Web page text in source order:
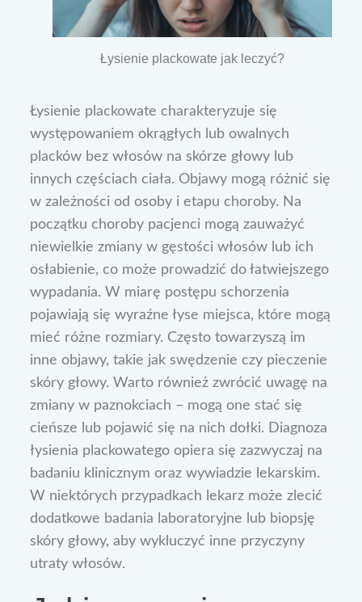
Łysienie plackowate jak leczyć?
Łysienie plackowate charakteryzuje się
występowaniem okrągłych lub owalnych
placków bez włosów na skórze głowy lub
innych częściach ciała. Objawy mogą różnić się
w zależności od osoby i etapu choroby. Na
początku choroby pacjenci mogą zauważyć
niewielkie zmiany w gęstości włosów lub ich
osłabienie, co może prowadzić do łatwiejszego
wypadania. W miarę postępu schorzenia
pojawiają się wyraźne łyse miejsca, które mogą
mieć różne rozmiary. Często towarzyszą im
inne objawy, takie jak swędzenie czy pieczenie
skóry głowy. Warto również zwrócić uwagę na
zmiany w paznokciach – mogą one stać się
cieńsze lub pojawić się na nich dołki. Diagnoza
łysienia plackowatego opiera się zazwyczaj na
badaniu klinicznym oraz wywiadzie lekarskim.
W niektórych przypadkach lekarz może zlecić
dodatkowe badania laboratoryjne lub biopsję
skóry głowy, aby wykluczyć inne przyczyny
utraty włosów.